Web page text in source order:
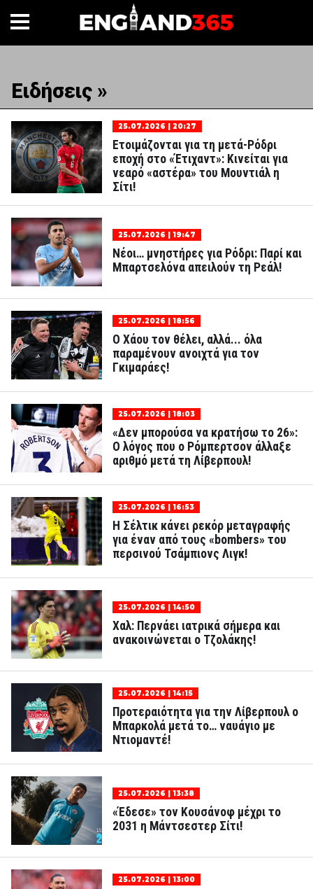
Ειδήσεις »
25.07.2026 | 20:27
Ετοιμάζονται για τη μετά-Ρόδρι
εποχή στο «Έτιχαντ»: Κινείται για
νεαρό «αστέρα» του Μουντιάλ η
Σίτι!
25.07.2026 | 19:47
Νέοι… μνηστήρες για Ρόδρι: Παρί και
Μπαρτσελόνα απειλούν τη Ρεάλ!
25.07.2026 | 18:56
Ο Χάου τον θέλει, αλλά... όλα
παραμένουν ανοιχτά για τον
Γκιμαράες!
25.07.2026 | 18:03
«Δεν μπορούσα να κρατήσω το 26»:
Ο λόγος που ο Ρόμπερτσον άλλαξε
αριθμό μετά τη Λίβερπουλ!
25.07.2026 | 16:53
Η Σέλτικ κάνει ρεκόρ μεταγραφής
για έναν από τους «bombers» του
περσινού Τσάμπιονς Λιγκ!
25.07.2026 | 14:50
Χαλ: Περνάει ιατρικά σήμερα και
ανακοινώνεται ο Τζολάκης!
25.07.2026 | 14:15
Προτεραιότητα για την Λίβερπουλ ο
Μπαρκολά μετά το… ναυάγιο με
Ντιομαντέ!
25.07.2026 | 13:38
«Έδεσε» τον Κουσάνοφ μέχρι το
2031 η Μάντσεστερ Σίτι!
25.07.2026 | 13:00